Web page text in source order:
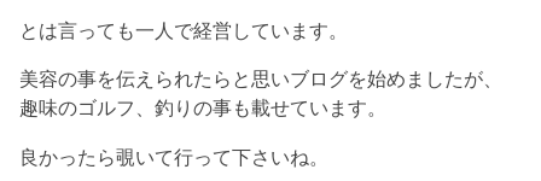
とは言っても一人で経営しています。
美容の事を伝えられたらと思いブログを始めましたが、
趣味のゴルフ、釣りの事も載せています。
良かったら覗いて行って下さいね。